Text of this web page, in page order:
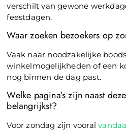
verschilt van gewone
feestdagen.
Waar zoeken bezoekers op
Vaak naar noodzakelijke
winkelmogelijkheden of een
nog binnen de dag past.
Welke pagina’s zijn naast
belangrijkst?
Voor zondag zijn vooral